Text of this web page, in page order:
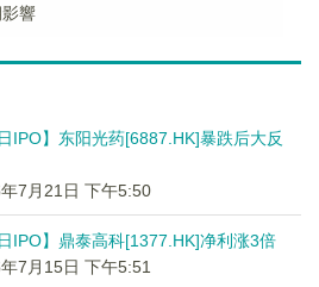
響
日IPO】东阳光药[6887.HK]暴跌后大反
7月21日 下午5:50
日IPO】鼎泰高科[1377.HK]净利涨3倍
7月15日 下午5:51